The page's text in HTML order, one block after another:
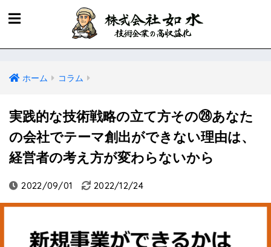
ホーム コラム
実践的な技術戦略の立て方その㉘あなた
の会社でテーマ創出ができない理由は、
経営者の考え方が変わらないから
2022/09/01 2022/12/24